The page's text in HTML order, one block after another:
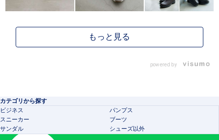
powered by
カテゴリから探す
ビジネス
パンプス
スニーカー
ブーツ
サンダル
シューズ以外